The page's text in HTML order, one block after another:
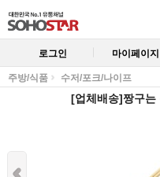
로그인 마이페이지
주방/식품 수저/포크/나이프
[업체배송]짱구는